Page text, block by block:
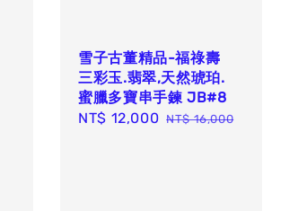
雪子古董精品-福祿壽
三彩玉.翡翠,天然琥珀.
蜜臘多寶串手鍊 JB#8
Sale
NT$ 12,000 Regular
NT$ 16,000